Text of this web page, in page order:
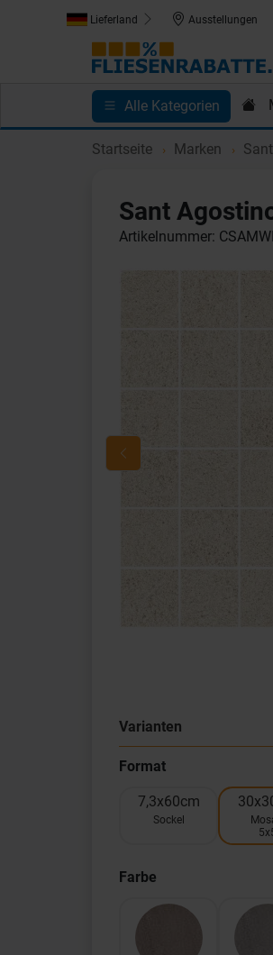
Lieferland Ausstellungen
Alle Kategorien
Kundenprojekte Blog
Startseite Marken
Sant
Artikelnummer:
Varianten
Format
7,3x60cm
Sockel
Farbe